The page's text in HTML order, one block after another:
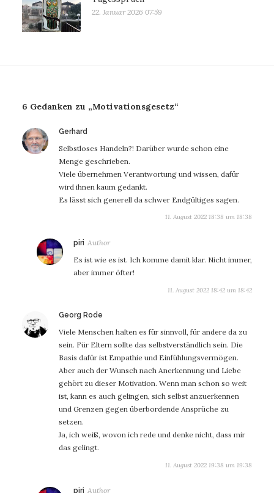
22. Januar 2026 07:59
6 Gedanken zu „Motivationsgesetz“
Gerhard
Selbstloses Handeln?! Darüber wurde schon eine
Menge geschrieben.
Viele übernehmen Verantwortung und wissen, dafür
wird ihnen kaum gedankt.
Es lässt sich generell da schwer Endgültiges sagen.
11. August 2022 18:38 um 18:38
piri sagt:
Es ist wie es ist. Ich komme damit klar. Nicht immer,
aber immer öfter!
11. August 2022 18:42 um 18:42
Georg Rode
Viele Menschen halten es für sinnvoll, für andere da zu
sein. Für Eltern sollte das selbstverständlich sein. Die
Basis dafür ist Empathie und Einfühlungsvermögen.
Aber auch der Wunsch nach Anerkennung und Liebe
gehört zu dieser Motivation. Wenn man schon so weit
ist, kann es auch gelingen, sich selbst anzuerkennen
und Grenzen gegen überbordende Ansprüche zu
setzen.
Ja, ich weiß, wovon ich rede und denke nicht, dass mir
das gelingt.
11. August 2022 19:38 um 19:38
piri sagt: